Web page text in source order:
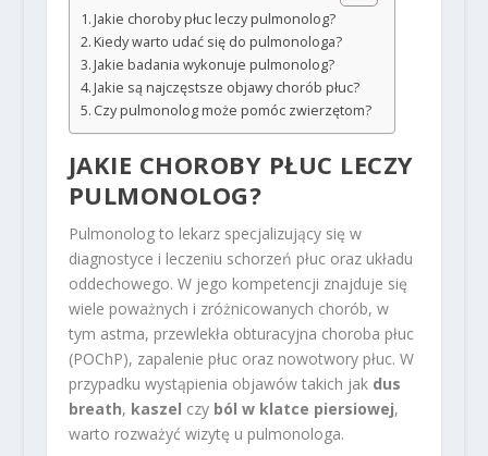
Jakie choroby płuc leczy pulmonolog?
Kiedy warto udać się do pulmonologa?
Jakie badania wykonuje pulmonolog?
Jakie są najczęstsze objawy chorób płuc?
Czy pulmonolog może pomóc zwierzętom?
JAKIE CHOROBY PŁUC LECZY
PULMONOLOG?
Pulmonolog to lekarz specjalizujący się w
diagnostyce i leczeniu schorzeń płuc oraz układu
oddechowego. W jego kompetencji znajduje się
wiele poważnych i zróżnicowanych chorób, w
tym astma, przewlekła obturacyjna choroba płuc
(POChP), zapalenie płuc oraz nowotwory płuc. W
przypadku wystąpienia objawów takich jak dus
breath, kaszel czy ból w klatce piersiowej,
warto rozważyć wizytę u pulmonologa.